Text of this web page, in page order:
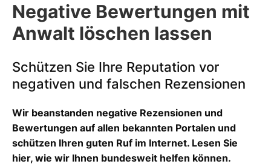
Negative Bewertungen mit
Anwalt löschen lassen
Schützen Sie Ihre Reputation vor
negativen und falschen Rezensionen
Wir beanstanden negative Rezensionen und
Bewertungen auf allen bekannten Portalen und
schützen Ihren guten Ruf im Internet. Lesen Sie
hier, wie wir Ihnen bundesweit helfen können.